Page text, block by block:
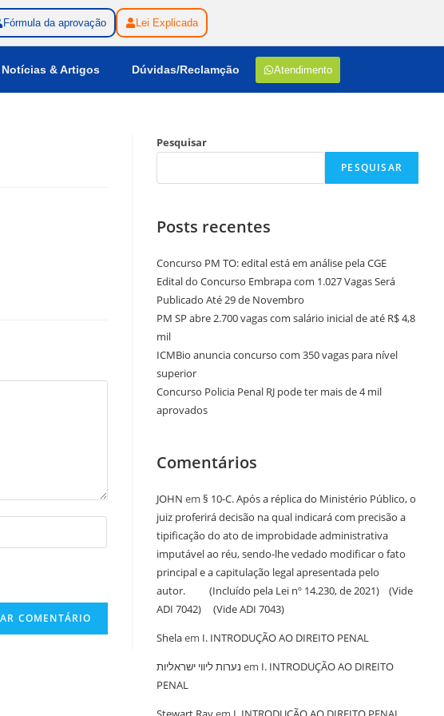
Fórmula da aprovação
Lei Explicada
Notícias & Artigos Dúvidas/Reclamção Atendimento
Pesquisar
PESQUISAR
Posts recentes
Concurso PM TO: edital está em análise pela CGE
Edital do Concurso Embrapa com 1.027 Vagas Será
Publicado Até 29 de Novembro
PM SP abre 2.700 vagas com salário inicial de até R$ 4,8
mil
ICMBio anuncia concurso com 350 vagas para nível
superior
Concurso Policia Penal RJ pode ter mais de 4 mil
aprovados
Comentários
JOHN em § 10-C. Após a réplica do Ministério Público, o
juiz proferirá decisão na qual indicará com precisão a
tipificação do ato de improbidade administrativa
imputável ao réu, sendo-lhe vedado modificar o fato
principal e a capitulação legal apresentada pelo
autor. (Incluído pela Lei nº 14.230, de 2021) (Vide
ADI 7042) (Vide ADI 7043)
Shelaem I. INTRODUÇÃO AO DIREITO PENAL
נערות ליווי ישראליות em I. INTRODUÇÃO AO DIREITO
PENAL